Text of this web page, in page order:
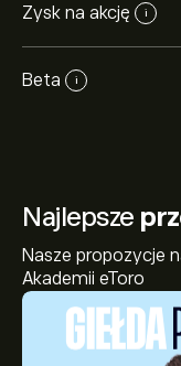
Zysk na akcję i
Beta i
Najlepsze
Nasze propozycje
Akademii eToro